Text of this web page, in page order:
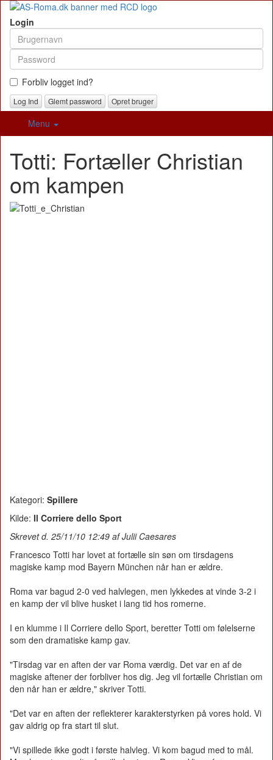
Login
Forbliv logget ind?
Glemt password Opret bruger
Menu
Totti: Fortæller Christian
om kampen
Kategori: Spillere
Kilde: Il Corriere dello Sport
Skrevet d. 25/11/10 12:49 af Julii Caesares
Francesco Totti har lovet at fortælle sin søn om tirsdagens
magiske kamp mod Bayern München når han er ældre.
Roma var bagud 2-0 ved halvlegen, men lykkedes at vinde 3-2 i
en kamp der vil blive husket i lang tid hos romerne.
I en klumme i Il Corriere dello Sport, beretter Totti om følelserne
som den dramatiske kamp gav.
"Tirsdag var en aften der var Roma værdig. Det var en af de
magiske aftener der forbliver hos dig. Jeg vil fortælle Christian om
den når han er ældre," skriver Totti.
"Det var en aften der reflekterer karakterstyrken på vores hold. Vi
gav aldrig op fra start til slut.
"Vi spillede ikke godt i første halvleg. Vi kom bagud med to mål.